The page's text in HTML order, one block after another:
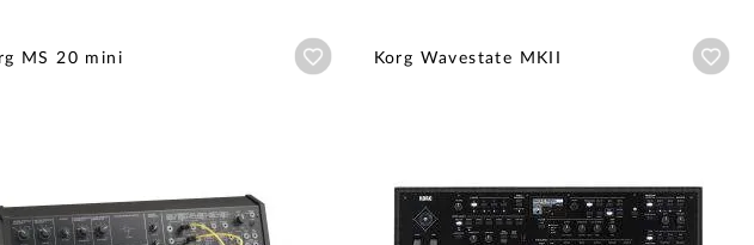
MS 20 mini Añadir a wishlist
Korg Wavestate MKII